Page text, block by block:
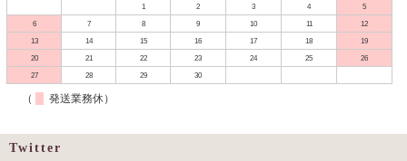
1
2 3 4
5
6
7 8 9 10 11
12
13
14 15 16 17 18
19
20
21 22 23 24 25
26
27
28 29 30
（ 発送業務休）
Twitter